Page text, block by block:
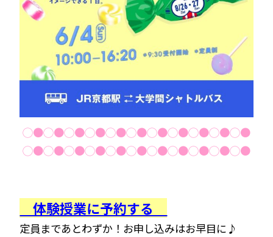
◯●◯●◯●◯●◯●◯●◯●◯●◯●◯●◯●
◯●◯●◯●◯●◯●◯●◯●◯●◯●◯●◯●
体験授業に予約する
定員まであとわずか！お申し込みはお早目に♪